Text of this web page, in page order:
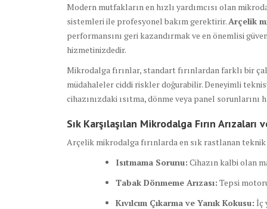
Modern mutfakların en hızlı yardımcısı olan
sistemleri ile profesyonel bakım gerektirir.Arçelik
performansını geri kazandırmak ve en önemlisi
hizmetinizdedir.
Mikrodalga fırınlar, standart fırınlardan farklı bir
müdahaleler ciddi riskler doğurabilir. Deneyimli
cihazınızdaki ısıtma, dönme veya panel sorunlarını
Sık Karşılaşılan Mikrodalga Fırın
Arçelik mikrodalga fırınlarda en sık rastlanan
Isıtmama Sorunu: Cihazın kalbi olan
Tabak Dönmeme Arızası: Tepsi
Kıvılcım Çıkarma ve Yanık Kokusu: İç